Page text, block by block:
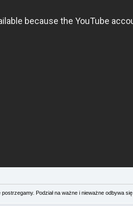
Podział na ważne i nieważne odbywa